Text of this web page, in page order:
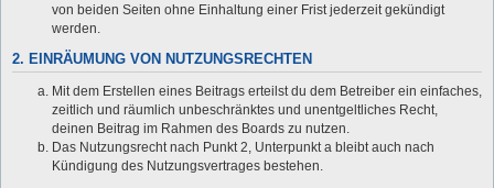
von beiden Seiten ohne Einhaltung einer Frist jederzeit gekündigt
werden.
2. EINRÄUMUNG VON NUTZUNGSRECHTEN
Mit dem Erstellen eines Beitrags erteilst du dem Betreiber ein einfaches,
zeitlich und räumlich unbeschränktes und unentgeltliches Recht,
deinen Beitrag im Rahmen des Boards zu nutzen.
Das Nutzungsrecht nach Punkt 2, Unterpunkt a bleibt auch nach
Kündigung des Nutzungsvertrages bestehen.